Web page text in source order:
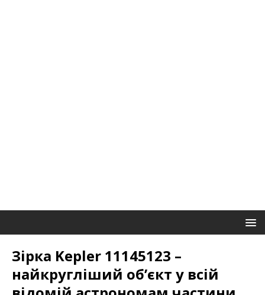
Зірка Kepler 11145123 –
найкругліший об’єкт у всій